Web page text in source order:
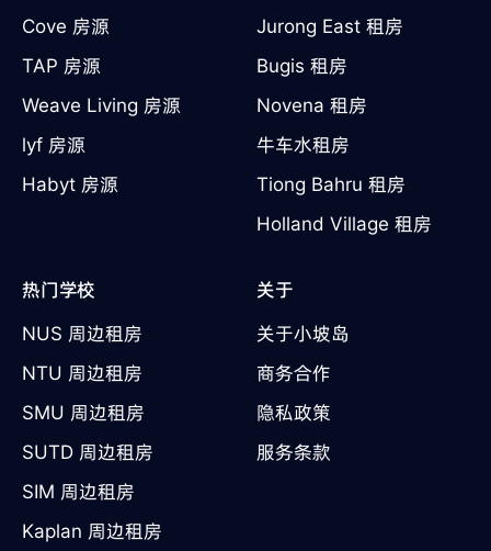
Cove 房源
TAP 房源
Weave Living 房源
lyf 房源
Habyt 房源
Jurong East 租房
Bugis 租房
Novena 租房
牛车水租房
Tiong Bahru 租房
Holland Village 租房
热门学校
NUS 周边租房
NTU 周边租房
SMU 周边租房
SUTD 周边租房
SIM 周边租房
Kaplan 周边租房
关于
关于小坡岛
商务合作
隐私政策
服务条款